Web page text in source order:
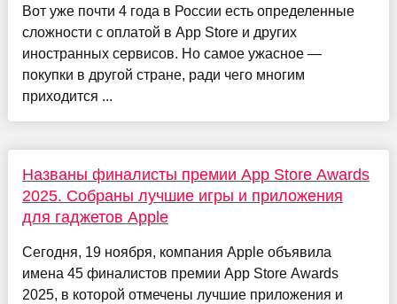
Вот уже почти 4 года в России есть определенные
сложности с оплатой в App Store и других
иностранных сервисов. Но самое ужасное —
покупки в другой стране, ради чего многим
приходится ...
Названы финалисты премии App Store Awards
2025. Собраны лучшие игры и приложения
для гаджетов Apple
Сегодня, 19 ноября, компания Apple объявила
имена 45 финалистов премии App Store Awards
2025, в которой отмечены лучшие приложения и